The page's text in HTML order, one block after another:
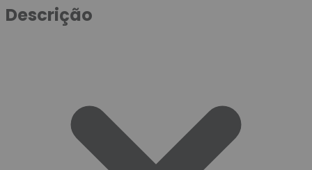
Descrição